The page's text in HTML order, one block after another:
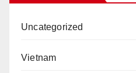
Uncategorized
Vietnam